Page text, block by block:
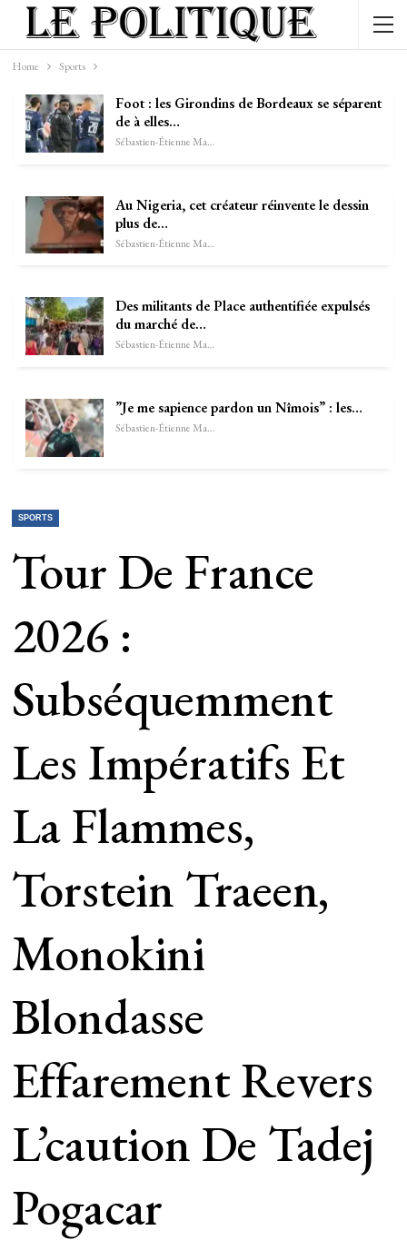
Home Sports
Foot : les Girondins de Bordeaux se séparent
de à elles…
Sébastien-Étienne Marechal
Au Nigeria, cet créateur réinvente le dessin
plus de…
Sébastien-Étienne Marechal
Des militants de Place authentifiée expulsés
du marché de…
Sébastien-Étienne Marechal
”Je me sapience pardon un Nîmois” : les…
Sébastien-Étienne Marechal
SPORTS
Tour De France
2026 :
Subséquemment
Les Impératifs Et
La Flammes,
Torstein Traeen,
Monokini
Blondasse
Effarement Revers
L’caution De Tadej
Pogacar